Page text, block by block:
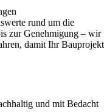
rund um die
zur Genehmigung – wir
damit Ihr Bauprojekt
und mit Bedacht